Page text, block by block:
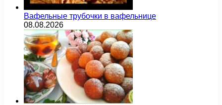
Вафельные трубочки в вафельнице
08.08.2026